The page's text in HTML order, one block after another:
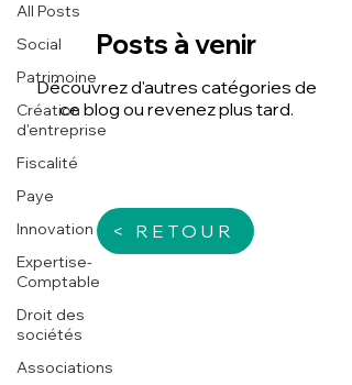
All Posts
Social
Patrimoine
Création
d'entreprise
Fiscalité
Paye
Innovation
Expertise-
Comptable
Droit des
sociétés
Associations
Posts à venir
Découvrez d'autres catégories de
ce blog ou revenez plus tard.
< RETOUR